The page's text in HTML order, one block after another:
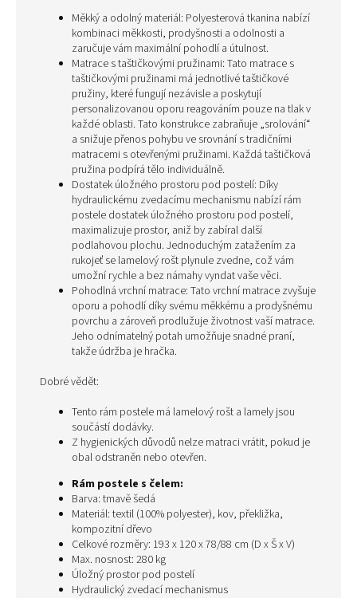
Měkký a odolný materiál: Polyesterová tkanina nabízí
kombinaci měkkosti, prodyšnosti a odolnosti a
zaručuje vám maximální pohodlí a útulnost.
Matrace s taštičkovými pružinami: Tato matrace s
taštičkovými pružinami má jednotlivé taštičkové
pružiny, které fungují nezávisle a poskytují
personalizovanou oporu reagováním pouze na tlak v
každé oblasti. Tato konstrukce zabraňuje „srolování“
a snižuje přenos pohybu ve srovnání s tradičními
matracemi s otevřenými pružinami. Každá taštičková
pružina podpírá tělo individuálně.
Dostatek úložného prostoru pod postelí: Díky
hydraulickému zvedacímu mechanismu nabízí rám
postele dostatek úložného prostoru pod postelí,
maximalizuje prostor, aniž by zabíral další
podlahovou plochu. Jednoduchým zatažením za
rukojeť se lamelový rošt plynule zvedne, což vám
umožní rychle a bez námahy vyndat vaše věci.
Pohodlná vrchní matrace: Tato vrchní matrace zvyšuje
oporu a pohodlí díky svému měkkému a prodyšnému
povrchu a zároveň prodlužuje životnost vaší matrace.
Jeho odnímatelný potah umožňuje snadné praní,
takže údržba je hračka.
Dobré vědět:
Tento rám postele má lamelový rošt a lamely jsou
součástí dodávky.
Z hygienických důvodů nelze matraci vrátit, pokud je
obal odstraněn nebo otevřen.
Rám postele s čelem:
Barva: tmavě šedá
Materiál: textil (100% polyester), kov, překližka,
kompozitní dřevo
Celkové rozměry: 193 x 120 x 78/88 cm (D x Š x V)
Max. nosnost: 280 kg
Úložný prostor pod postelí
Hydraulický zvedací mechanismus